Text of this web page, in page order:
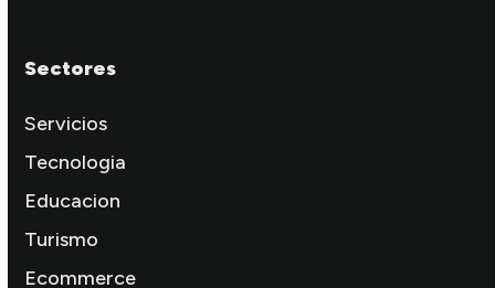
Sectores
Servicios
Tecnologia
Educacion
Turismo
Ecommerce